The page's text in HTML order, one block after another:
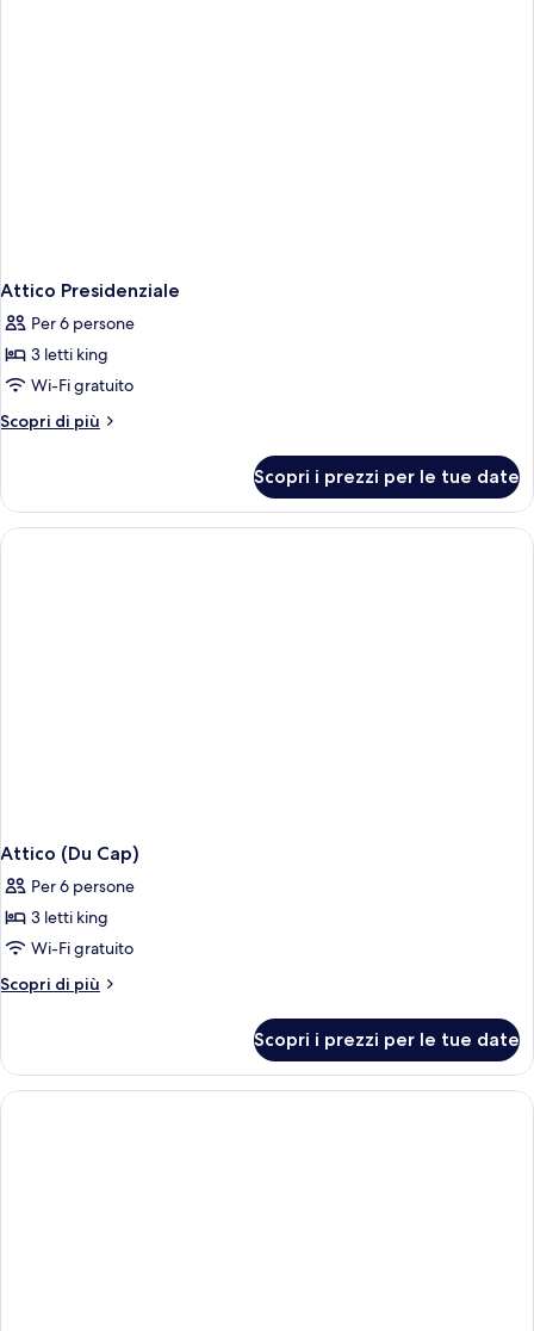
Attico Presidenziale
Per 6 persone
3 letti king
Wi-Fi gratuito
Scopri di più
Altri
Presidenziale
Scopri i prezzi per le tue date
Attico (Du Cap)
Per 6 persone
3 letti king
Wi-Fi gratuito
Scopri di più
Altri
(Du
Cap)
Scopri i prezzi per le tue date